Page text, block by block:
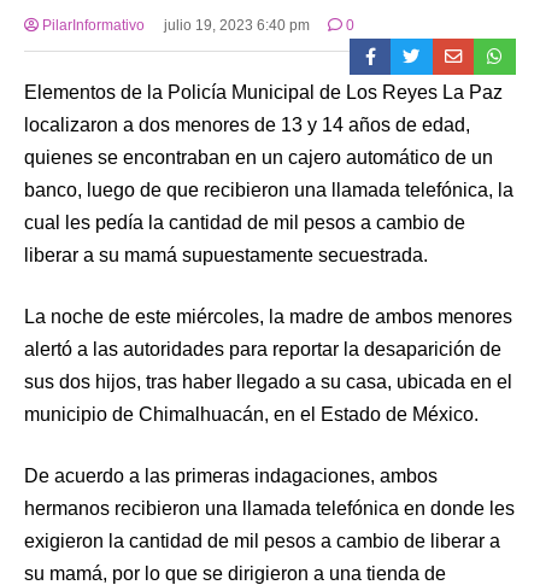
PilarInformativo julio 19, 2023 6:40 pm 0
Elementos de la Policía Municipal de Los Reyes La Paz
localizaron a dos menores de 13 y 14 años de edad,
quienes se encontraban en un cajero automático de un
banco, luego de que recibieron una llamada telefónica, la
cual les pedía la cantidad de mil pesos a cambio de
liberar a su mamá supuestamente secuestrada.
La noche de este miércoles, la madre de ambos menores
alertó a las autoridades para reportar la desaparición de
sus dos hijos, tras haber llegado a su casa, ubicada en el
municipio de Chimalhuacán, en el Estado de México.
De acuerdo a las primeras indagaciones, ambos
hermanos recibieron una llamada telefónica en donde les
exigieron la cantidad de mil pesos a cambio de liberar a
su mamá, por lo que se dirigieron a una tienda de